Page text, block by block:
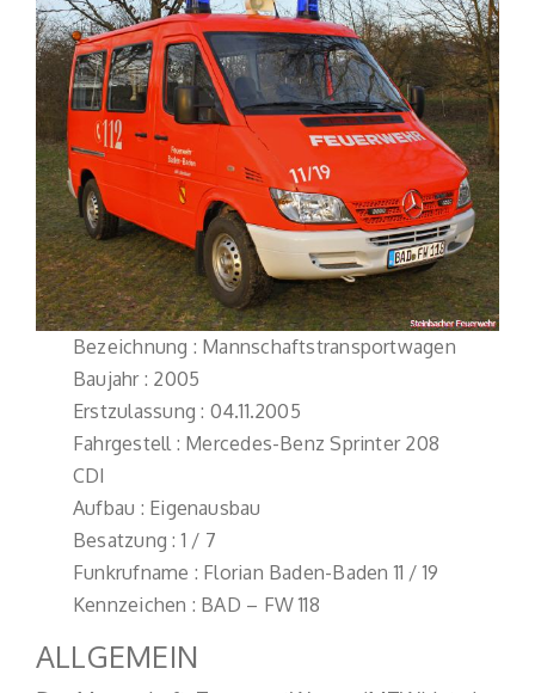
Bezeichnung : Mannschaftstransportwagen
Baujahr : 2005
Erstzulassung : 04.11.2005
Fahrgestell : Mercedes-Benz Sprinter 208
CDI
Aufbau : Eigenausbau
Besatzung : 1 / 7
Funkrufname : Florian Baden-Baden 11 / 19
Kennzeichen : BAD – FW 118
ALLGEMEIN